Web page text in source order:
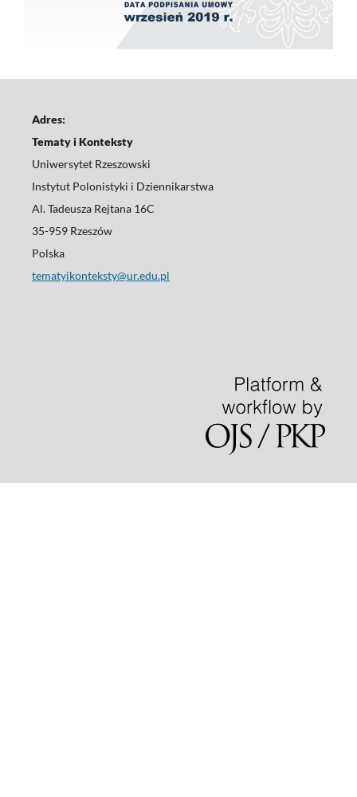
Adres:
Tematy i Konteksty
Uniwersytet Rzeszowski
Instytut Polonistyki i Dziennikarstwa
Al. Tadeusza Rejtana 16C
35-959 Rzeszów
Polska
tematyikonteksty@ur.edu.pl